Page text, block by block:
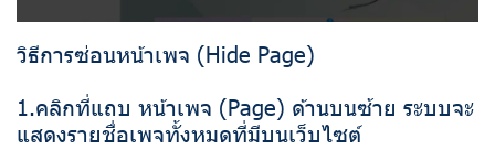
วิธีการซ่อนหน้าเพจ (Hide Page)
1.คลิกที่แถบ หน้าเพจ (Page) ด้านบนซ้าย ระบบจะ
แสดงรายชื่อเพจทั้งหมดที่มีบนเว็บไซต์